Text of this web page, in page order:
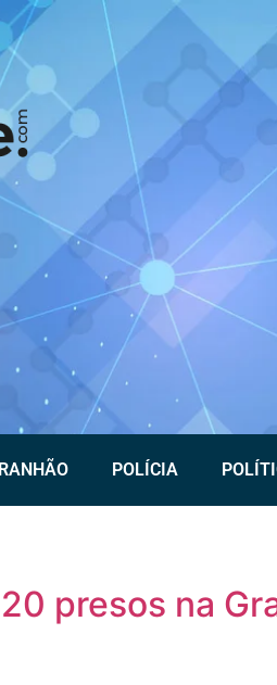
POLÍCIA
presos na